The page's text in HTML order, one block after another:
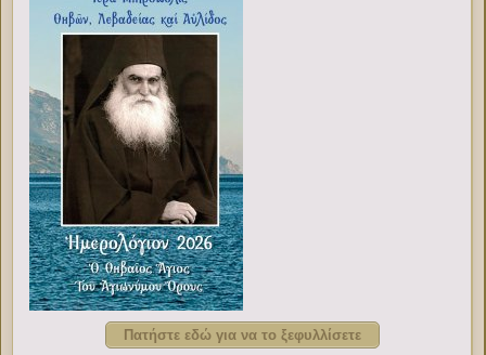
Πατήστε εδώ για να το ξεφυλλίσετε